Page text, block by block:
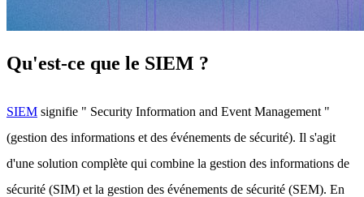
Qu'est-ce que le SIEM ?
SIEM signifie " Security Information and Event Management "
(gestion des informations et des événements de sécurité). Il s'agit
d'une solution complète qui combine la gestion des informations de
sécurité (SIM) et la gestion des événements de sécurité (SEM). En